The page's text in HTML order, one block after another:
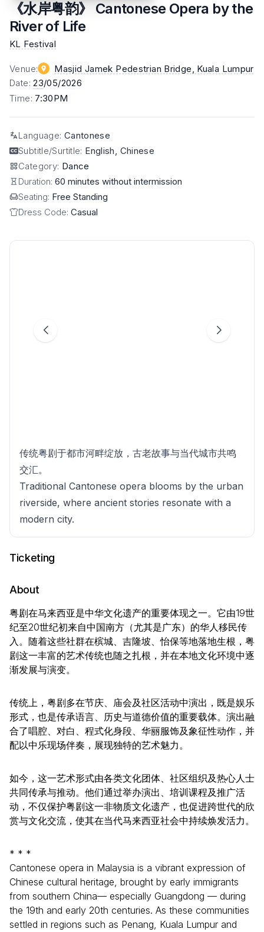
《水岸粤韵》 Cantonese Opera by the
River of Life
KL Festival
Venue: Masjid Jamek Pedestrian Bridge , Kuala Lumpur
Date:23/05/2026
Time: 7:30PM
Language: Cantonese
Subtitle/Surtitle: English, Chinese
Category: Dance
Duration: 60 minutes without intermission
Seating: Free Standing
Dress Code: Casual
传统粤剧于都市河畔绽放，古老故事与当代城市共鸣
交汇。
Traditional Cantonese opera blooms by the urban
riverside, where ancient stories resonate with a
modern city.
Ticketing
About
粤剧在马来西亚是中华文化遗产的重要体现之一。它由19世
纪至20世纪初来自中国南方（尤其是广东）的华人移民传
入。随着这些社群在槟城、吉隆坡、怡保等地落地生根，粤
剧这一丰富的艺术传统也随之扎根，并在本地文化环境中逐
渐发展与演变。
传统上，粤剧多在节庆、庙会及社区活动中演出，既是娱乐
形式，也是传承语言、历史与道德价值的重要载体。演出融
合了唱腔、对白、程式化身段、华丽服饰及象征性动作，并
配以中乐现场伴奏，展现独特的艺术魅力。
如今，这一艺术形式由各类文化团体、社区组织及热心人士
共同传承与推动。他们通过举办演出、培训课程及推广活
动，不仅保护粤剧这一非物质文化遗产，也促进跨世代的欣
赏与文化交流，使其在当代马来西亚社会中持续焕发活力。
* * *
Cantonese opera in Malaysia is a vibrant expression of
Chinese cultural heritage, brought by early immigrants
from southern China— especially Guangdong — during
the 19th and early 20th centuries. As these communities
settled in regions such as Penang, Kuala Lumpur and